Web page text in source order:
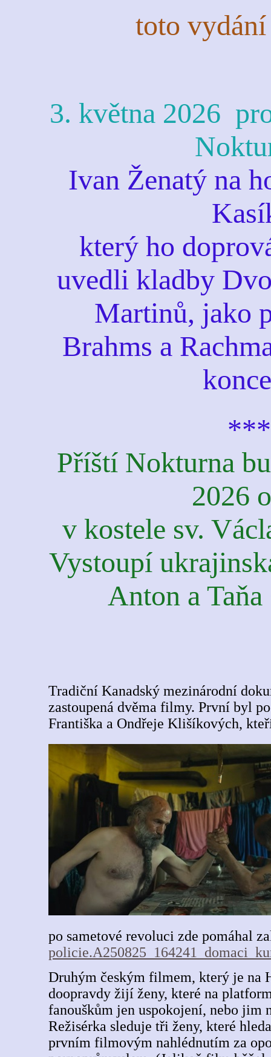
toto
3. května 2026
Ivan Ženatý na
který ho
uvedli kladby
Martinů, jako
Brahms a
***
Příští Nokturna
2026
v kostele sv.
Vystoupí
Anton a
Tradiční Kanadský mezinárodní
zastoupená dvěma filmy. První byl
Františka a Ondřeje Klišíkových,
po sametové revoluci zde pomáhal
Druhým českým filmem, který je na
doopravdy žijí ženy, které na
fanouškům jen uspokojení, nebo
Režisérka sleduje tři ženy, které
prvním filmovým nahlédnutím za